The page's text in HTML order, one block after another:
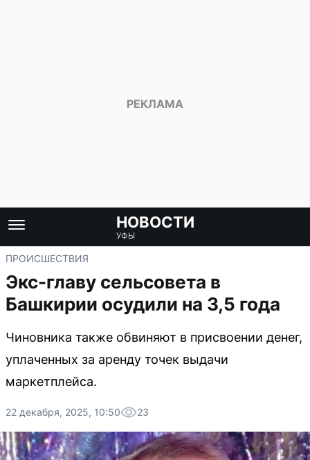
НОВОСТИ
УФЫ
ПРОИСШЕСТВИЯ
Экс-главу сельсовета в
Башкирии осудили на 3,5 года
Чиновника также обвиняют в присвоении денег,
уплаченных за аренду точек выдачи
маркетплейса.
22 декабря, 2025, 10:50 23